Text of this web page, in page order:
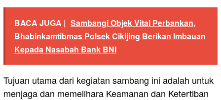
BACA JUGA | Sambangi Objek Vital Perbankan,
Bhabinkamtibmas Polsek Cikijing Berikan Imbauan
Kepada Nasabah Bank BNI
Tujuan utama dari kegiatan sambang ini adalah untuk
menjaga dan memelihara Keamanan dan Ketertiban